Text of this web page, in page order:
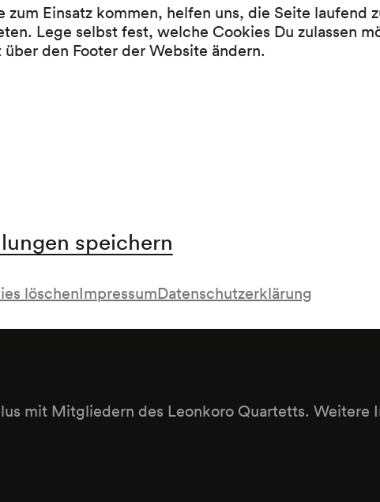
Einsatz kommen, helfen uns, die Seite laufend
Lege selbst fest, welche Cookies Du zulassen
den Footer der Website ändern.
speichern
löschenImpressumDatenschutzerklärung
mit Mitgliedern des Leonkoro Quartetts. Weitere